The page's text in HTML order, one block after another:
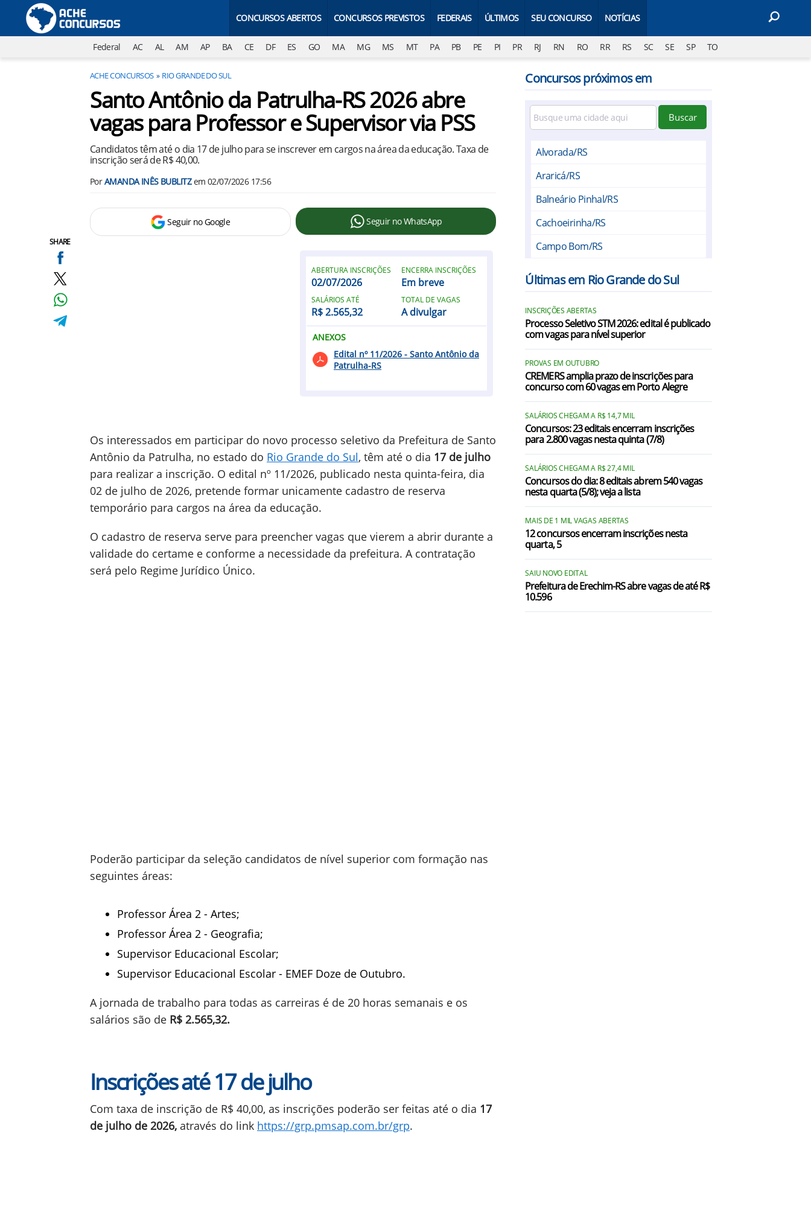
CONCURSOS ABERTOS CONCURSOS PREVISTOS FEDERAIS ÚLTIMOS SEU CONCURSO NOTÍCIAS
Federal AC AL AM AP BA CE DF ES GO MA MG MS MT PA PB PE PI PR RJ RN RO RR RS SC SE SP TO
ACHE CONCURSOS RIO GRANDE DO SUL
SHARE
Santo Antônio da Patrulha-RS 2026 abre
vagas para Professor e Supervisor via PSS
Candidatos têm até o dia 17 de julho para se inscrever em cargos na área da educação. Taxa de
inscrição será de R$ 40,00.
PorAMANDA INÊS BUBLITZem 02/07/2026 17:56
Seguir no Google Seguir no WhatsApp
Os interessados em participar do novo processo seletivo da Prefeitura de Santo
Antônio da Patrulha, no estado do Rio Grande do Sul, têm até o dia 17 de julho
para realizar a inscrição. O edital nº 11/2026, publicado nesta quinta-feira, dia
02 de julho de 2026, pretende formar unicamente cadastro de reserva
temporário para cargos na área da educação.
ABERTURA INSCRIÇÕES
02/07/2026
ENCERRA INSCRIÇÕES
Em breve
SALÁRIOS ATÉ
R$ 2.565,32
TOTAL DE VAGAS
A divulgar
ANEXOS
Edital nº 11/2026 - Santo Antônio da
Patrulha-RS
O cadastro de reserva serve para preencher vagas que vierem a abrir durante a
validade do certame e conforme a necessidade da prefeitura. A contratação
será pelo Regime Jurídico Único.
Poderão participar da seleção candidatos de nível superior com formação nas
seguintes áreas:
Professor Área 2 - Artes;
Professor Área 2 - Geografia;
Supervisor Educacional Escolar;
Supervisor Educacional Escolar - EMEF Doze de Outubro.
A jornada de trabalho para todas as carreiras é de 20 horas semanais e os
salários são de R$ 2.565,32.
Inscrições até 17 de julho
Com taxa de inscrição de R$ 40,00, as inscrições poderão ser feitas até o dia 17
de julho de 2026, através do link https://grp.pmsap.com.br/grp.
Concursos próximos em
Buscar
Alvorada/RS
Araricá/RS
Balneário Pinhal/RS
Cachoeirinha/RS
Campo Bom/RS
Caraá/RS
Cidreira/RS
Glorinha/RS
Gravataí/RS
Igrejinha/RS
Imbé/RS
Maquiné/RS
Nova Hartz/RS
Osório/RS
Palmares do Sul/RS
Parobé/RS
Riozinho/RS
Rolante/RS
Últimas em Rio Grande do Sul
INSCRIÇÕES ABERTAS
Processo Seletivo STM 2026: edital é publicado
com vagas para nível superior
PROVAS EM OUTUBRO
CREMERS amplia prazo de inscrições para
concurso com 60 vagas em Porto Alegre
SALÁRIOS CHEGAM A R$ 14,7 MIL
Concursos: 23 editais encerram inscrições
para 2.800 vagas nesta quinta (7/8)
SALÁRIOS CHEGAM A R$ 27,4 MIL
Concursos do dia: 8 editais abrem 540 vagas
nesta quarta (5/8); veja a lista
MAIS DE 1 MIL VAGAS ABERTAS
12 concursos encerram inscrições nesta
quarta, 5
SAIU NOVO EDITAL
Prefeitura de Erechim-RS abre vagas de até R$
10.596